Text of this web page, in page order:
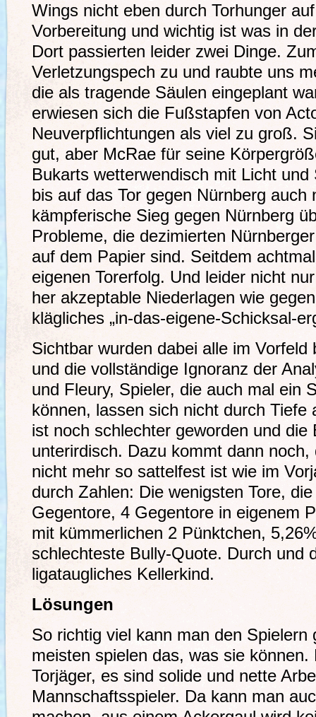
Wings nicht eben durch Torhunger
Vorbereitung und wichtig ist was in
Dort passierten leider zwei Dinge.
Verletzungspech zu und raubte uns
die als tragende Säulen eingeplant
erwiesen sich die Fußstapfen von
Neuverpflichtungen als viel zu groß.
gut, aber McRae für seine
Bukarts wetterwendisch mit Licht
bis auf das Tor gegen Nürnberg auch
kämpferische Sieg gegen Nürnberg
Probleme, die dezimierten
auf dem Papier sind. Seitdem
eigenen Torerfolg. Und leider nicht
her akzeptable Niederlagen wie
klägliches „in-das-eigene-Schicksal-
Sichtbar wurden dabei alle im Vorfeld
und die vollständige Ignoranz der
und Fleury, Spieler, die auch mal ein
können, lassen sich nicht durch Tiefe
ist noch schlechter geworden und die
unterirdisch. Dazu kommt dann
nicht mehr so sattelfest ist wie im
durch Zahlen: Die wenigsten Tore,
Gegentore, 4 Gegentore in eigenem
mit kümmerlichen 2 Pünktchen,
schlechteste Bully-Quote. Durch und
ligataugliches Kellerkind.
Lösungen
So richtig viel kann man den Spielern
meisten spielen das, was sie
Torjäger, es sind solide und nette
Mannschaftsspieler. Da kann man